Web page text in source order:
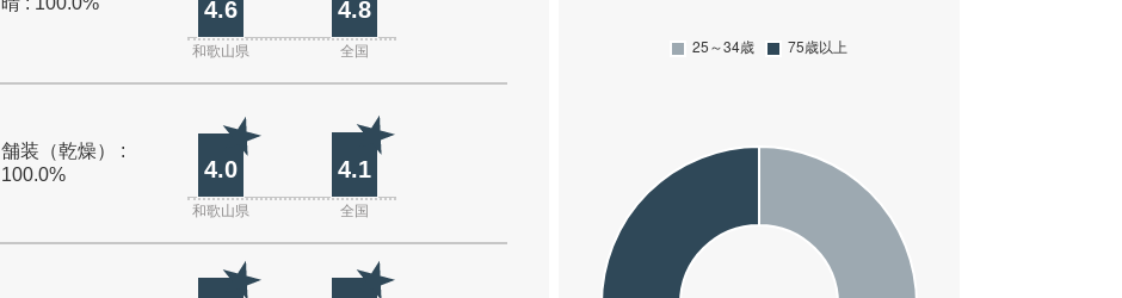
4.6 4.8
和歌山県 全国
舗装（乾燥） :
100.0%
4.0 4.1
和歌山県 全国